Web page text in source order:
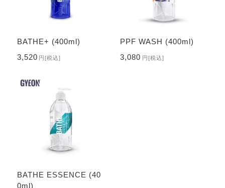
BATHE+ (400ml)
3,520 円[税込]
PPF WASH (400ml)
3,080 円[税込]
BATHE ESSENCE (40
0ml)